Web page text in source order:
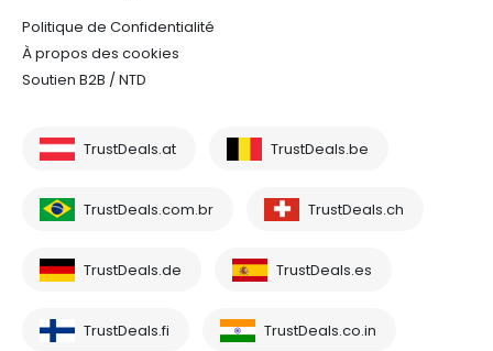
Politique de Confidentialité
À propos des cookies
Soutien B2B / NTD
TrustDeals.at TrustDeals.be
TrustDeals.com.br TrustDeals.ch
TrustDeals.de TrustDeals.es
TrustDeals.fi TrustDeals.co.in